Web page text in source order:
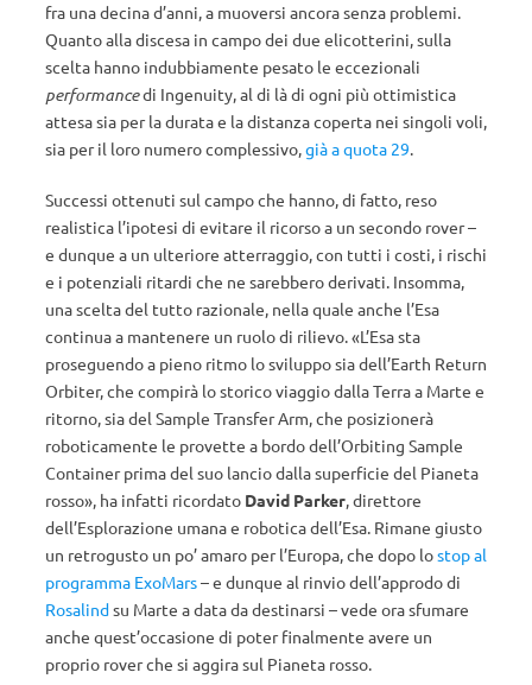
fra una decina d’anni, a muoversi ancora senza problemi.
Quanto alla discesa in campo dei due elicotterini, sulla
scelta hanno indubbiamente pesato le eccezionali
performancedi Ingenuity, al di là di ogni più ottimistica
attesa sia per la durata e la distanza coperta nei singoli voli,
sia per il loro numero complessivo,già a quota 29.
Successi ottenuti sul campo che hanno, di fatto, reso
realistica l’ipotesi di evitare il ricorso a un secondo rover –
e dunque a un ulteriore atterraggio, con tutti i costi, i rischi
e i potenziali ritardi che ne sarebbero derivati. Insomma,
una scelta del tutto razionale, nella quale anche l’Esa
continua a mantenere un ruolo di rilievo. «L’Esa sta
proseguendo a pieno ritmo lo sviluppo sia dell’Earth Return
Orbiter, che compirà lo storico viaggio dalla Terra a Marte e
ritorno, sia del Sample Transfer Arm, che posizionerà
roboticamente le provette a bordo dell’Orbiting Sample
Container prima del suo lancio dalla superficie del Pianeta
rosso», ha infatti ricordato David Parker, direttore
dell’Esplorazione umana e robotica dell’Esa. Rimane giusto
un retrogusto un po’ amaro per l’Europa, che dopo lostop al
programma ExoMars– e dunque al rinvio dell’approdo di
Rosalindsu Marte a data da destinarsi – vede ora sfumare
anche quest’occasione di poter finalmente avere un
proprio rover che si aggira sul Pianeta rosso.